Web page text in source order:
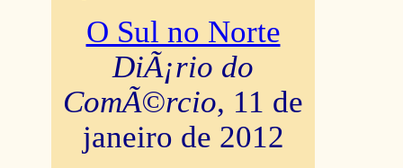
O Sul no Norte
DiÃ¡rio do
ComÃ©rcio, 11 de
janeiro de 2012